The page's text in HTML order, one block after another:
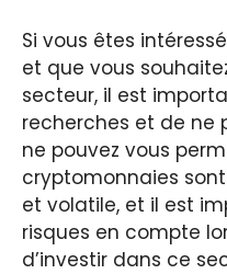
Si vous êtes
et que vous
secteur, il est
recherches et de ne
ne pouvez vous
cryptomonnaies
et volatile, et il est
risques en compte
d’investir dans ce